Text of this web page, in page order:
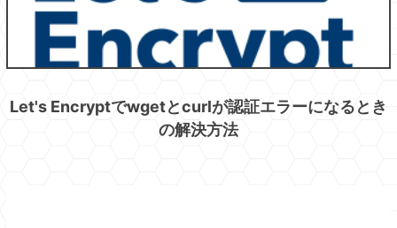
Let's Encryptでwgetとcurlが認証エラーになるとき
の解決方法